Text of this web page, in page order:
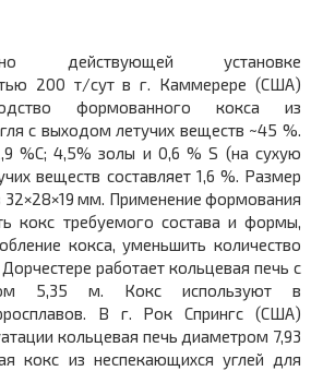
действующей установке
200 т/сут в г. Каммерере (США)
формованного кокса из
с выходом летучих веществ ~45 %.
%С; 4,5% золы и 0,6 % S (на сухую
веществ составляет 1,6 %. Размер
32×28×19 мм. Применение формования
кокс требуемого состава и формы,
кокса, уменьшить количество
работает кольцевая печь с
5,35 м. Кокс используют в
В г. Рок Спрингс (США)
кольцевая печь диаметром 7,93
кокс из неспекающихся углей для